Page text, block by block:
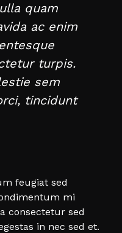
quam
ac enim
turpis.
sem
tincidunt
feugiat sed
mi
consectetur sed
in nec sed et.